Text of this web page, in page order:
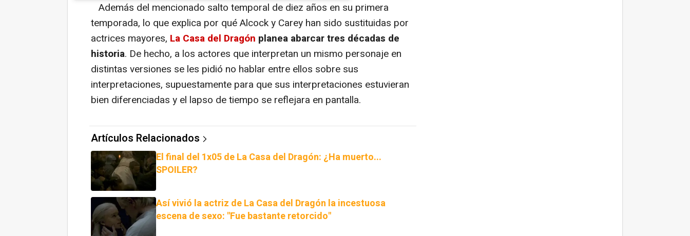
Además del mencionado salto temporal de diez años en su primera
temporada, lo que explica por qué Alcock y Carey han sido sustituidas por
actrices mayores, La Casa del Dragón planea abarcar tres décadas de
historia. De hecho, a los actores que interpretan un mismo personaje en
distintas versiones se les pidió no hablar entre ellos sobre sus
interpretaciones, supuestamente para que sus interpretaciones estuvieran
bien diferenciadas y el lapso de tiempo se reflejara en pantalla.
Artículos Relacionados
El final del 1x05 de La Casa del Dragón: ¿Ha muerto...
SPOILER?
Así vivió la actriz de La Casa del Dragón la incestuosa
escena de sexo: "Fue bastante retorcido"